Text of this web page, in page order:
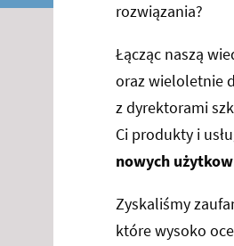
rozwiązania?
Łącząc naszą
oraz wieloletnie
z dyrektorami
Ci produkty i
nowych
Zyskaliśmy
które wysoko